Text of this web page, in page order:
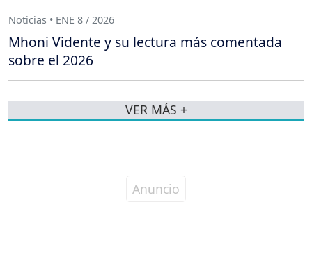
Noticias • ENE 8 / 2026
Mhoni Vidente y su lectura más comentada
sobre el 2026
VER MÁS +